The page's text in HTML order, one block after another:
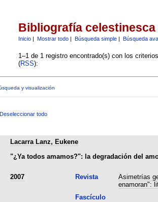
Bibliografía celestinesca
Inicio| Mostrar todo| Búsqueda simple| Búsqueda
1–1 de 1 registro encontrado(s) con los
(RSS):
y visualización
Deseleccionar todo
Lacarra Lanz, Eukene
"¿Ya todos amamos?": la degradación del
2007 Revista
Asimetrías
enamoran":
Fascículo